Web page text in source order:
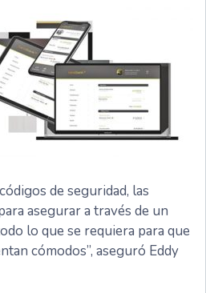
de seguridad, las
asegurar a través de un
lo que se requiera para que
cómodos”, aseguró Eddy